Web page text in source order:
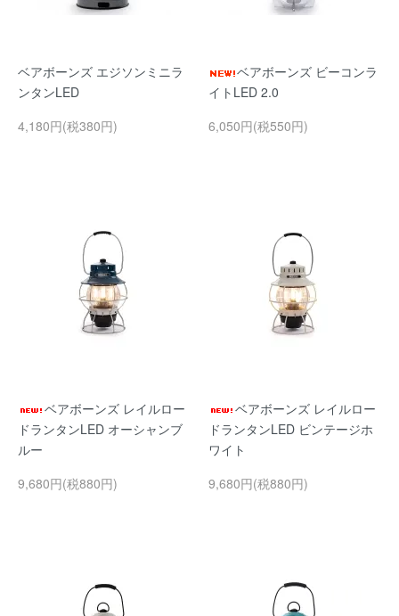
ベアボーンズ エジソンミニラ
ンタンLED
4,180円(税380円)
ベアボーンズ ビーコンラ
イトLED 2.0
6,050円(税550円)
ベアボーンズ レイルロー
ドランタンLED オーシャンブ
ルー
9,680円(税880円)
ベアボーンズ レイルロー
ドランタンLED ビンテージホ
ワイト
9,680円(税880円)